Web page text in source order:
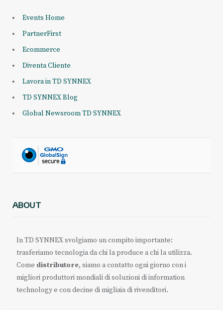
Events Home
PartnerFirst
Ecommerce
Diventa Cliente
Lavora in TD SYNNEX
TD SYNNEX Blog
Global Newsroom TD SYNNEX
ABOUT
In TD SYNNEX svolgiamo un compito importante:
trasferiamo tecnologia da chi la produce a chi la utilizza.
Come distributore, siamo a contatto ogni giorno con i
migliori produttori mondiali di soluzioni di information
technology e con decine di migliaia di rivenditori.